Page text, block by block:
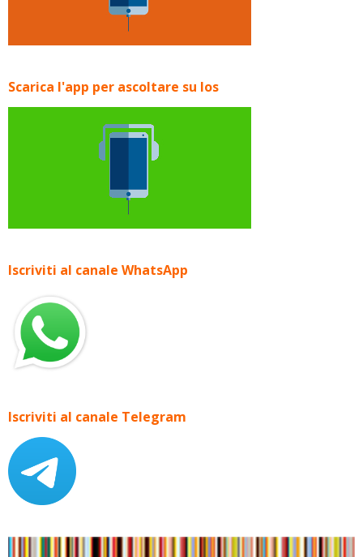
Scarica l'app per ascoltare su Ios
Iscriviti al canale WhatsApp
Iscriviti al canale Telegram